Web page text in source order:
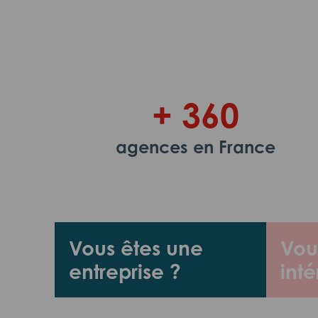
Vous êtes une
entreprise ?
+ 360
agences en France